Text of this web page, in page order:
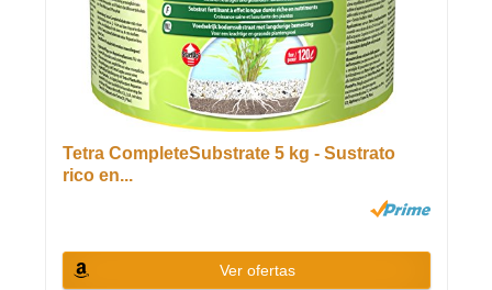
Tetra CompleteSubstrate 5 kg - Sustrato
rico en...
Ver ofertas